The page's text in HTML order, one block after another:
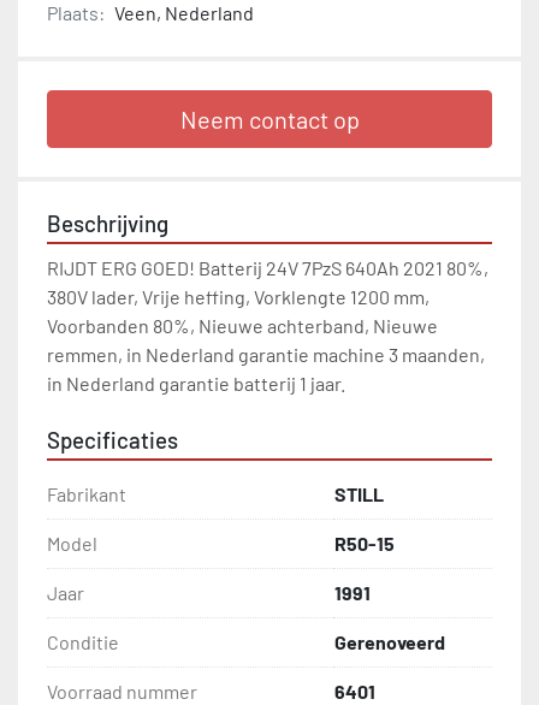
Plaats: Veen, Nederland
Neem contact op
Beschrijving
RIJDT ERG GOED! Batterij 24V 7PzS 640Ah 2021 80%,
380V lader, Vrije heffing, Vorklengte 1200 mm,
Voorbanden 80%, Nieuwe achterband, Nieuwe
remmen, in Nederland garantie machine 3 maanden,
in Nederland garantie batterij 1 jaar.
Specificaties
Fabrikant STILL
Model R50-15
Jaar 1991
Conditie Gerenoveerd
Voorraad nummer 6401